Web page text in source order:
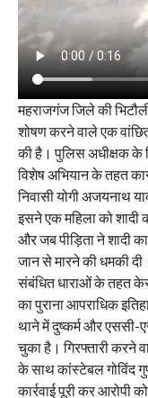
महराजगंज जिले की
शोषण करने वाले एक
की है। पुलिस अधीक्षक के
विशेष अभियान के तहत
निवासी योगी अजयनाथ
इसने एक महिला को
और जब पीड़िता ने शादी
जान से मारने की धमकी
संबंधित धाराओं के तहत
का पुराना आपराधिक
थाने में दुष्कर्म और एससी-
चुका है। गिरफ्तारी करने
के साथ कांस्टेबल गोविंद
कार्रवाई पूरी कर आरोपी